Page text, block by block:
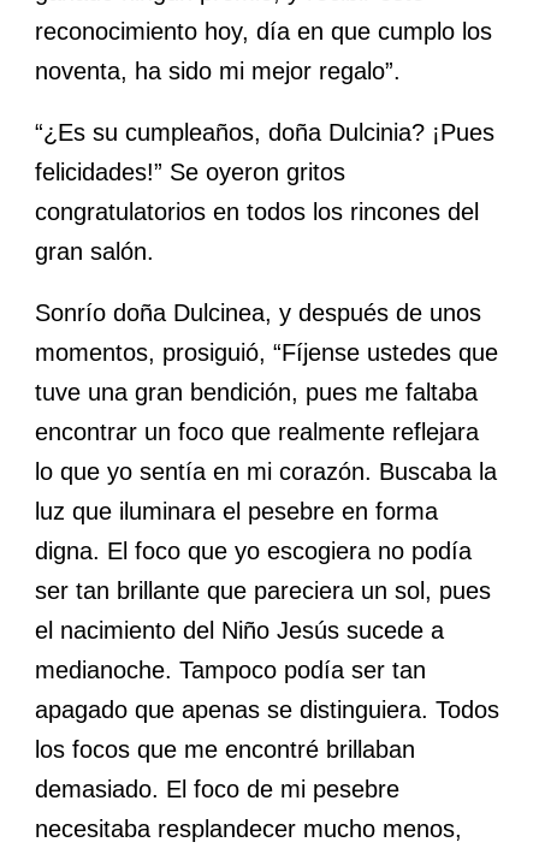
reconocimiento hoy, día en que cumplo los
noventa, ha sido mi mejor regalo”.
“¿Es su cumpleaños, doña Dulcinia? ¡Pues
felicidades!” Se oyeron gritos
congratulatorios en todos los rincones del
gran salón.
Sonrío doña Dulcinea, y después de unos
momentos, prosiguió, “Fíjense ustedes que
tuve una gran bendición, pues me faltaba
encontrar un foco que realmente reflejara
lo que yo sentía en mi corazón. Buscaba la
luz que iluminara el pesebre en forma
digna. El foco que yo escogiera no podía
ser tan brillante que pareciera un sol, pues
el nacimiento del Niño Jesús sucede a
medianoche. Tampoco podía ser tan
apagado que apenas se distinguiera. Todos
los focos que me encontré brillaban
demasiado. El foco de mi pesebre
necesitaba resplandecer mucho menos,